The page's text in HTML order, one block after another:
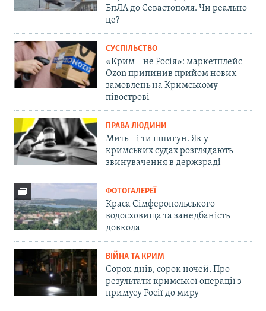
БпЛА до Севастополя. Чи реально
це?
СУСПІЛЬСТВО
«Крим – не Росія»: маркетплейс
Ozon припинив прийом нових
замовлень на Кримському
півострові
ПРАВА ЛЮДИНИ
Мить – і ти шпигун. Як у
кримських судах розглядають
звинувачення в держзраді
ФОТОГАЛЕРЕЇ
Краса Сімферопольського
водосховища та занедбаність
довкола
ВІЙНА ТА КРИМ
Сорок днів, сорок ночей. Про
результати кримської операції з
примусу Росії до миру